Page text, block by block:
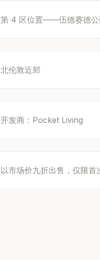
第 4 区位置——伍德赛德公
北伦敦近郊
开发商：Pocket Living
以市场价九折出售，仅限首